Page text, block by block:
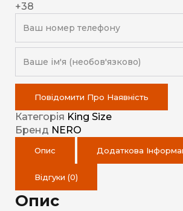
+38
Повідомити Про Наявність
Категорія King Size
Бренд NERO
Опис Додаткова
Відгуки (0)
Опис